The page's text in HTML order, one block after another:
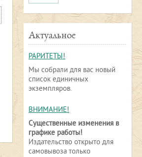
Актуальное
РАРИТЕТЫ!
Мы собрали для вас новый
список единичных
экземпляров.
ВНИМАНИЕ!
Существенные изменения в
графике работы!
Издательство открыто для
самовывоза только